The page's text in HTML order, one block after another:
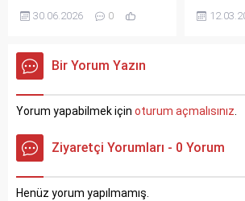
uyuşturucu
operasyonlarında 13 kişi
uyuşturucu ve 14 bin 813
hap ele geçirilirken,
gençlere önemli uyarılar
yapıldı.
30.06.2026 0
Dışişleri
Bir Yorum Yazın
Yorum yapabilmek için oturum açmalısınız.
Ziyaretçi Yorumları - 0 Yorum
Henüz yorum yapılmamış.